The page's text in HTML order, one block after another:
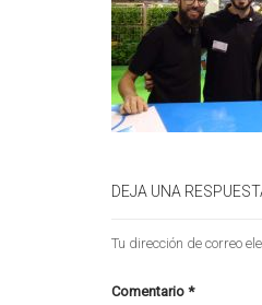
DEJA UNA
Tu dirección de correo
Comentario *